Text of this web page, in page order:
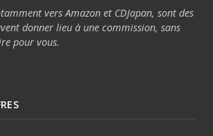
vers Amazon et CDJapan, sont des
donner lieu à une commission, sans
pour vous.